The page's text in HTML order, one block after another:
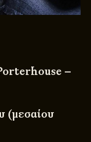
–
(μεσαίου